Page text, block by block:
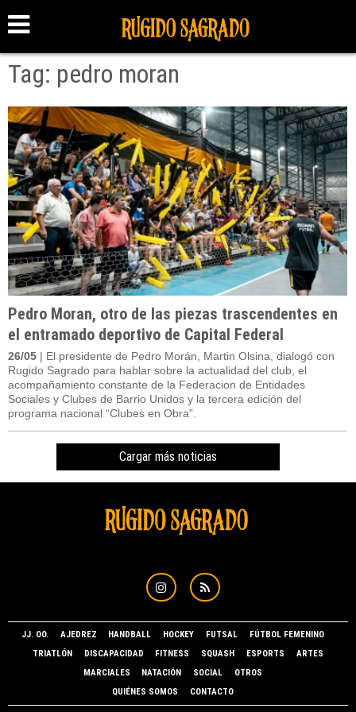
Tag: pedro moran
Pedro Moran, otro de las piezas trascendentes en
el entramado deportivo de Capital Federal
26/05 | El presidente de Pedro Morán, Martin Olsina, dialogó con
Rugido Sagrado para hablar sobre la actualidad del club, el
acompañamiento constante de la Federacion de Entidades
Sociales y Clubes de Barrio Unidos y la tercera edición del
programa nacional “Clubes en Obra”.
Cargar más noticias
JJ. OO. AJEDREZ HANDBALL HOCKEY FUTSAL
FÚTBOL FEMENINO
TRIATLÓN
DISCAPACIDAD FITNESS SQUASH ESPORTS
ARTES
MARCIALES
NATACIÓN SOCIAL
OTROS
QUIÉNES SOMOS
CONTACTO